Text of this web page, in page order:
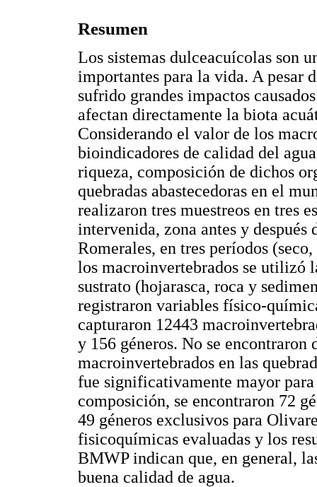
Resumen
Los sistemas dulceacuícolas son
importantes para la vida. A pesar
sufrido grandes impactos
afectan directamente la biota
Considerando el valor de los
bioindicadores de calidad del
riqueza, composición de dichos
quebradas abastecedoras en el
realizaron tres muestreos en tres
intervenida, zona antes y después
Romerales, en tres períodos
los macroinvertebrados se utilizó
sustrato (hojarasca, roca y
registraron variables físico-
capturaron 12443
y 156 géneros. No se
macroinvertebrados en las
fue significativamente mayor
composición, se encontraron 72
49 géneros exclusivos para
fisicoquímicas evaluadas y los
BMWP indican que, en general,
buena calidad de agua.